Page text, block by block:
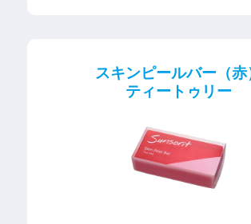
スキンピールバー（赤
ティートゥリー